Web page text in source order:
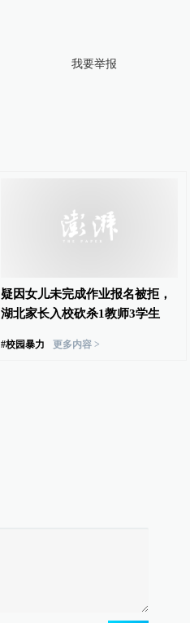
我要举报
疑因女儿未完成作业报名被拒，
湖北家长入校砍杀1教师3学生
#校园暴力 更多内容 >